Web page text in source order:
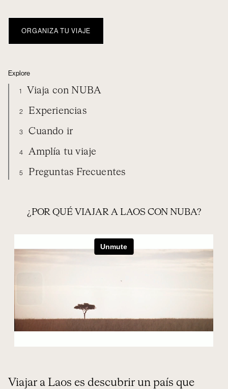
ORGANIZA TU VIAJE
Explore
1 Viaja con NUBA
2 Experiencias
3 Cuando ir
4 Amplía tu viaje
5 Preguntas Frecuentes
PREGUNTAS FRECUENTES
¿POR QUÉ VIAJAR A LAOS CON NUBA?
Viajar a Laos es descubrir un país que